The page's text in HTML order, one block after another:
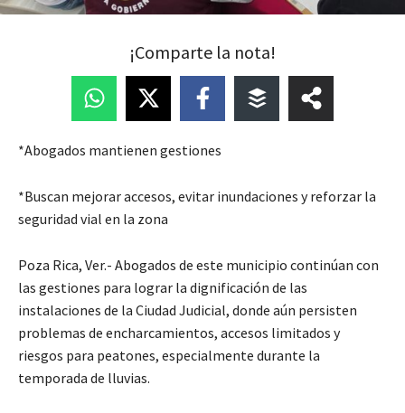
¡Comparte la nota!
*Abogados mantienen gestiones
*Buscan mejorar accesos, evitar inundaciones y reforzar la
seguridad vial en la zona
Poza Rica, Ver.- Abogados de este municipio continúan con
las gestiones para lograr la dignificación de las
instalaciones de la Ciudad Judicial, donde aún persisten
problemas de encharcamientos, accesos limitados y
riesgos para peatones, especialmente durante la
temporada de lluvias.